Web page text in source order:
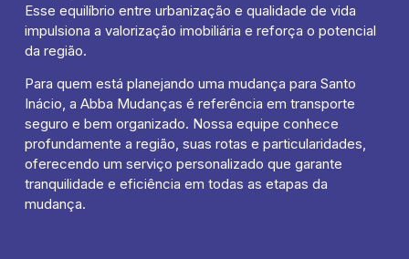
Esse equilíbrio entre urbanização e qualidade de vida
impulsiona a valorização imobiliária e reforça o potencial
da região.
Para quem está planejando uma mudança para Santo
Inácio, a Abba Mudanças é referência em transporte
seguro e bem organizado. Nossa equipe conhece
profundamente a região, suas rotas e particularidades,
oferecendo um serviço personalizado que garante
tranquilidade e eficiência em todas as etapas da
mudança.